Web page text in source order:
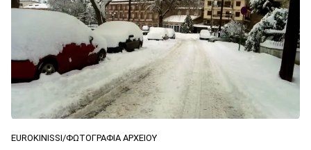
EUROKINISSI/ΦΩΤΟΓΡΑΦΙΑ ΑΡΧΕΙΟΥ